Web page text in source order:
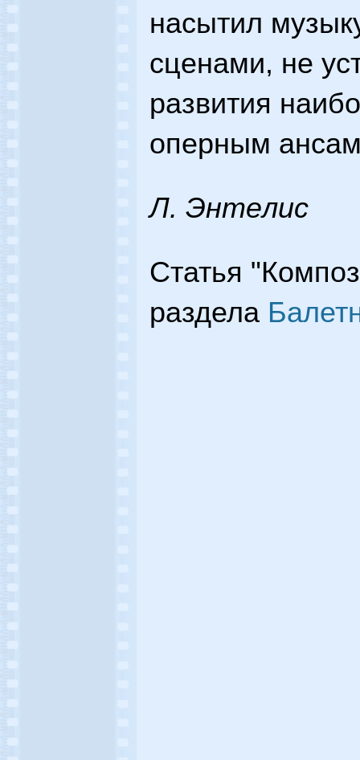
насытил
сценами, не
развития
оперным
Л. Энтeлиc
Статья
раздела